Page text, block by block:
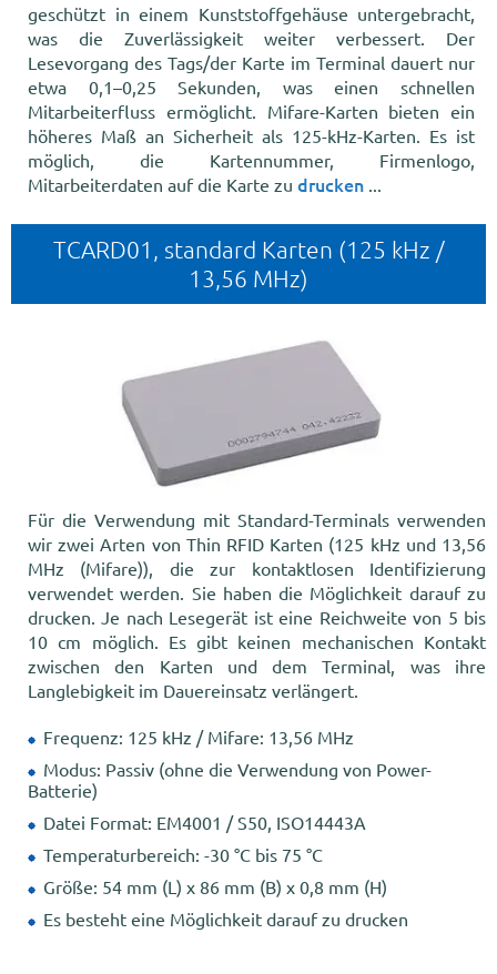
geschützt in einem Kunststoffgehäuse untergebracht,
was die Zuverlässigkeit weiter verbessert. Der
Lesevorgang des Tags/der Karte im Terminal dauert nur
etwa 0,1–0,25 Sekunden, was einen schnellen
Mitarbeiterfluss ermöglicht. Mifare-Karten bieten ein
höheres Maß an Sicherheit als 125-kHz-Karten. Es ist
möglich, die Kartennummer, Firmenlogo,
Mitarbeiterdaten auf die Karte zu drucken ...
TCARD01, standard Karten (125 kHz /
13,56 MHz)
Für die Verwendung mit Standard-Terminals verwenden
wir zwei Arten von Thin RFID Karten (125 kHz und 13,56
MHz (Mifare)), die zur kontaktlosen Identifizierung
verwendet werden. Sie haben die Möglichkeit darauf zu
drucken. Je nach Lesegerät ist eine Reichweite von 5 bis
10 cm möglich. Es gibt keinen mechanischen Kontakt
zwischen den Karten und dem Terminal, was ihre
Langlebigkeit im Dauereinsatz verlängert.
Frequenz: 125 kHz / Mifare: 13,56 MHz
Modus: Passiv (ohne die Verwendung von Power-
Batterie)
Datei Format: EM4001 / S50, ISO14443A
Temperaturbereich: -30 °C bis 75 °C
Größe: 54 mm (L) x 86 mm (B) x 0,8 mm (H)
Es besteht eine Möglichkeit darauf zu drucken